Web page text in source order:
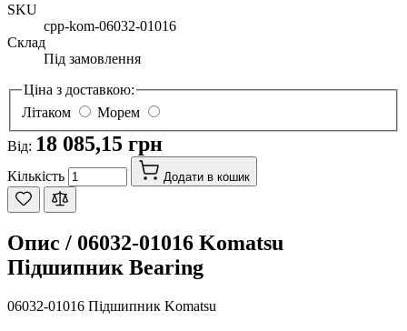
SKU
cpp-kom-06032-01016
Склад
Під замовлення
Ціна з доставкою:
Літаком
Морем
Від: 18 085,15 грн
Кількість Додати в кошик
Опис / 06032-01016 Komatsu
Підшипник Bearing
06032-01016 Підшипник Komatsu